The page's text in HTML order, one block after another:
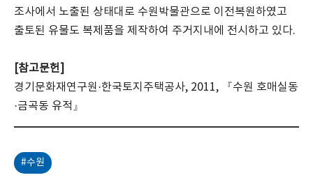
조사에서 노출된 상태대로 수원박물관으로 이전복원하였고
출토된 유물도 복제품을 제작하여 주거지내에 전시하고 있다.
[참고문헌]
경기문화재연구원·한국토지주택공사, 2011, 『수원 호매실동
·금곡동 유적』
#수원